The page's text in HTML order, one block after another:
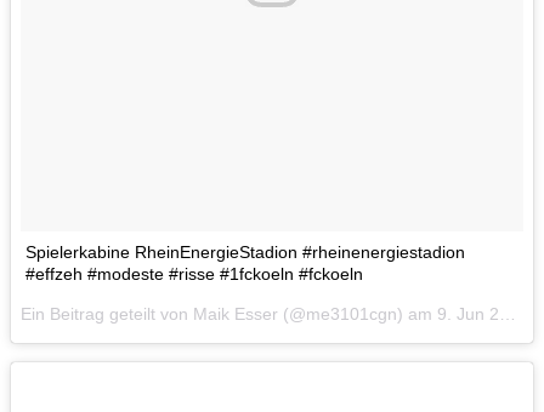
Spielerkabine RheinEnergieStadion #rheinenergiestadion
#effzeh #modeste #risse #1fckoeln #fckoeln
Ein Beitrag geteilt von Maik Esser (@me3101cgn) am 9. Jun 2017 um 12:10 Uhr